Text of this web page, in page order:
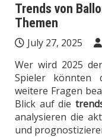
Trends von
Themen
July 27, 2025
Wer wird 2025
Spieler könnten
weitere Fragen
Blick auf die
analysieren die
und